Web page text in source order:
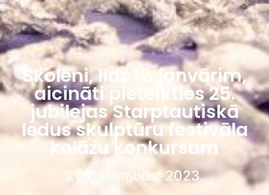
Skolēni, līdz 12. janvārim,
aicināti pieteikties 25.
jubilejas Starptautiskā
ledus skulptūru festivāla
kolāžu konkursam
21. decembris, 2023.